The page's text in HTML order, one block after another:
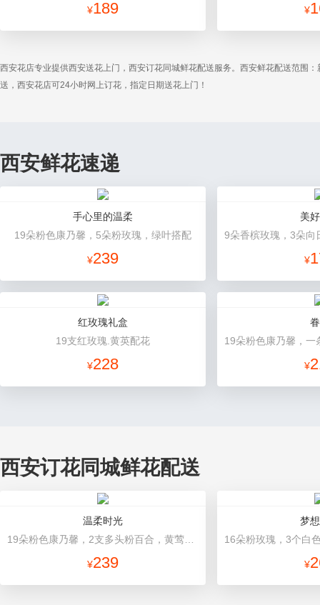
¥189 ¥
西安花店专业提供西安送花上门，西安订花同城鲜花配送服务。西安鲜花配送范围
送，西安花店可24小时网上订花，指定日期送花上门！
西安鲜花速递
手心里的温柔
19朵粉色康乃馨，5朵粉玫瑰，绿叶搭配
¥239
美
¥
红玫瑰礼盒
19支红玫瑰.黄英配花
¥228 ¥
西安订花同城鲜花配送
温柔时光
¥239
梦
¥